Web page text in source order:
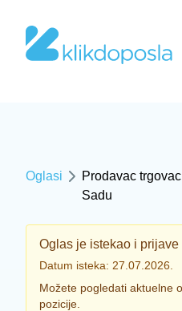
Oglasi
Prodavac
Sadu
Oglas je istekao i
Datum isteka: 27.07.2026.
Možete pogledati aktuelne
pozicije.